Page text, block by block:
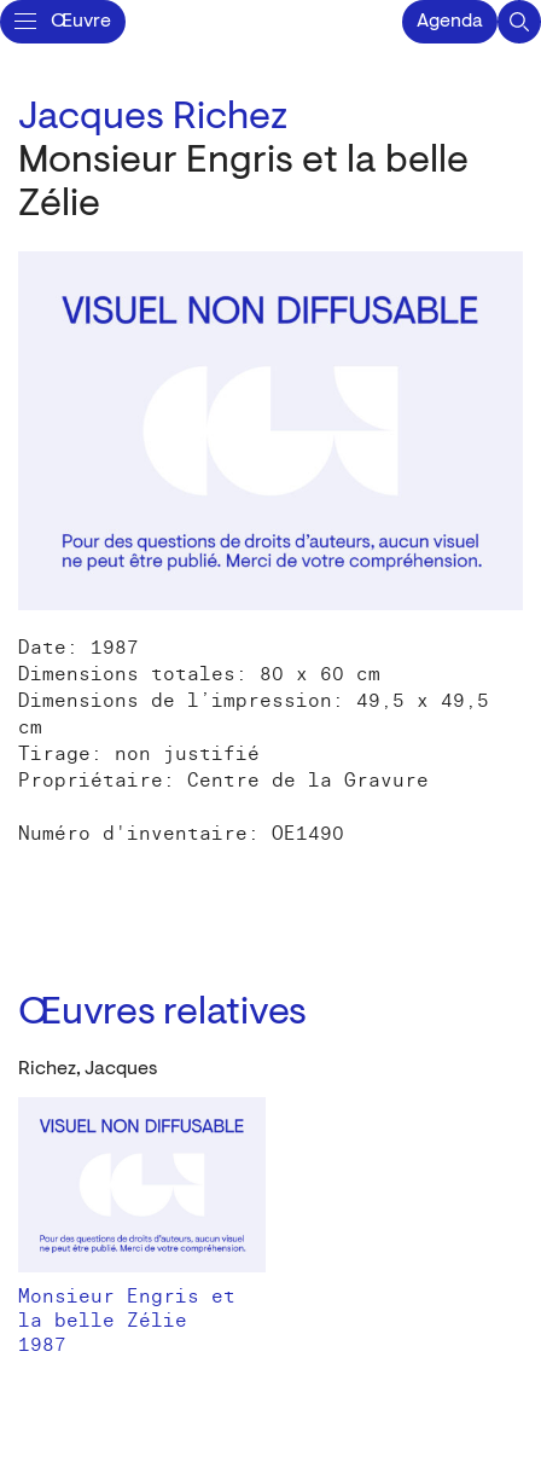
Œuvre Agenda
Jacques Richez
Monsieur Engris et la belle
Zélie
Date: 1987
Dimensions totales: 80 x 60 cm
Dimensions de l’impression: 49,5 x 49,5
cm
Tirage: non justifié
Propriétaire: Centre de la Gravure
Numéro d'inventaire: OE1490
Œuvres relatives
Richez, Jacques
Monsieur Engris et
la belle Zélie
1987